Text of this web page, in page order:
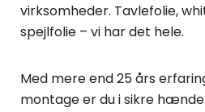
virksomheder. Tavlefolie,
spejlfolie – vi har det hele.
Med mere end 25 års
montage er du i sikre